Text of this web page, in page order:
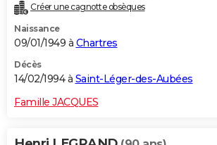
Créer une cagnotte obsèques
Naissance
09/01/1949 à Chartres
Décès
14/02/1994 à Saint-Léger-des-Aubées
Famille JACQUES